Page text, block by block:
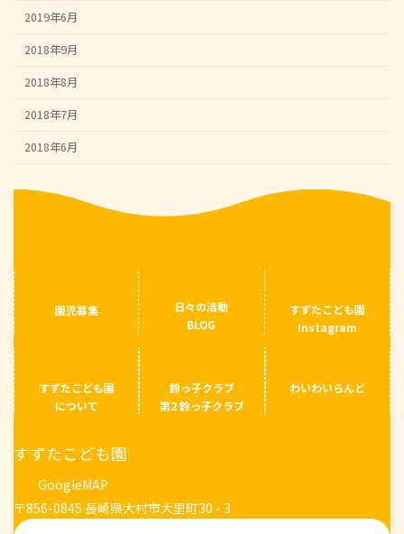
2019年6月
2018年9月
2018年8月
2018年7月
2018年6月
園児募集
日々の活動
BLOG
すずたこども園
Instagram
すずたこども園
について
鈴っ子クラブ
第2 鈴っ子クラブ
わいわいらんど
すずたこども園
GoogleMAP
〒856-0845 長崎県大村市大里町30 - 3